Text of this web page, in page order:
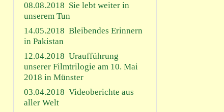
08.08.2018 Sie lebt weiter in
unserem Tun
14.05.2018 Bleibendes Erinnern
in Pakistan
12.04.2018 Uraufführung
unserer Filmtrilogie am 10. Mai
2018 in Münster
03.04.2018 Videoberichte aus
aller Welt